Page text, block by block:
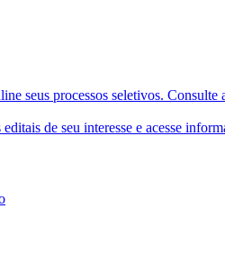
seus processos seletivos. Consulte
de seu interesse e acesse